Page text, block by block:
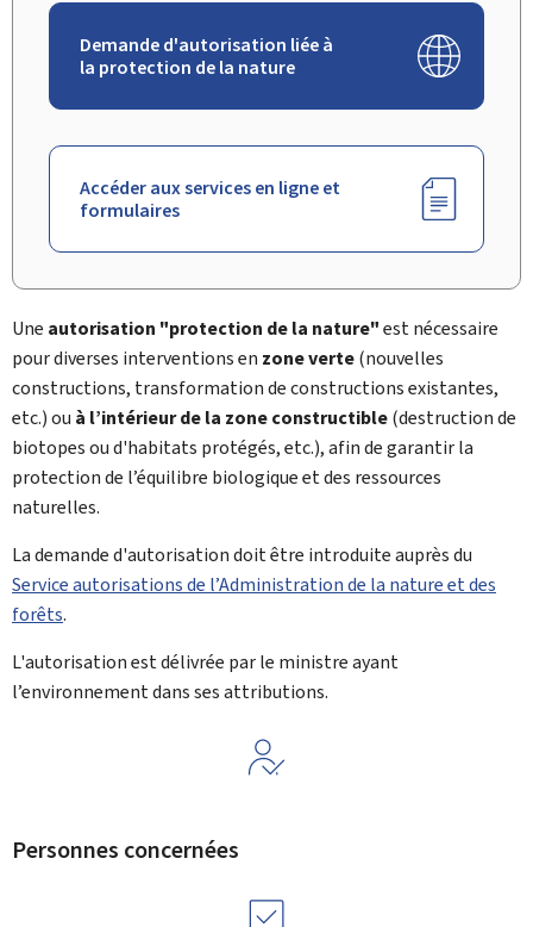
Demande d'autorisation liée à
la protection de la nature
Accéder aux services en ligne et
formulaires
Une autorisation "protection de la nature"est nécessaire
pour diverses interventions en zone verte(nouvelles
constructions, transformation de constructions existantes,
etc.) ou à l’intérieur de la zone constructible(destruction de
biotopes ou d'habitats protégés, etc.), afin de garantir la
protection de l’équilibre biologique et des ressources
naturelles.
La demande d'autorisation doit être introduite auprès du
Service autorisations de l’Administration de la nature et des
forêts.
L'autorisation est délivrée par le ministre ayant
l’environnement dans ses attributions.
Personnes concernées